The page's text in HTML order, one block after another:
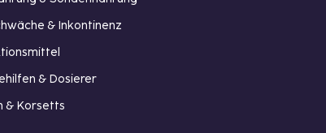
& Inkontinenz
& Dosierer
& Korsetts